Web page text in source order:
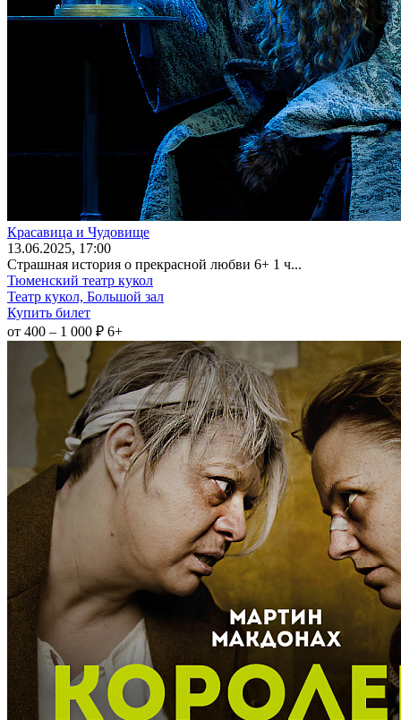
Красавица и Чудовище
13.06.2025, 17:00
Страшная история о прекрасной любви 6+ 1 ч...
Тюменский театр кукол
Театр кукол, Большой зал
Купить билет
от 400 – 1 000 ₽ 6+